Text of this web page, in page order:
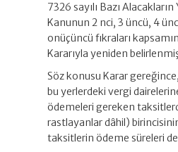
7326 sayılı Bazı
Kanunun 2 nci, 3 üncü, 4
onüçüncü fıkraları
Kararıyla yeniden
Söz konusu Karar
bu yerlerdeki vergi
ödemeleri gereken
rastlayanlar dâhil)
taksitlerin ödeme süreleri